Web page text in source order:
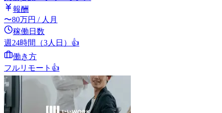
報酬
〜80万円 / 人月
稼働日数
週24時間（3人日） 👍
働き方
フルリモート 👍